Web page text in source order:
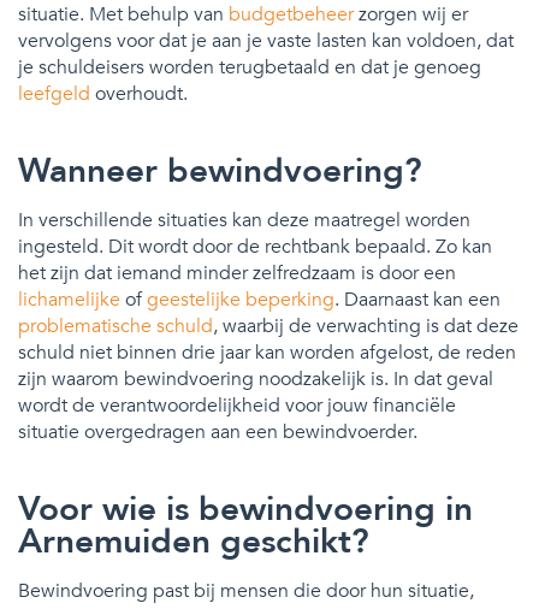
situatie. Met behulp van budgetbeheerzorgen wij er
vervolgens voor dat je aan je vaste lasten kan voldoen, dat
je schuldeisers worden terugbetaald en dat je genoeg
leefgeld overhoudt.
Wanneer bewindvoering?
In verschillende situaties kan deze maatregel worden
ingesteld. Dit wordt door de rechtbank bepaald. Zo kan
het zijn dat iemand minder zelfredzaam is door een
lichamelijke ofgeestelijke beperking. Daarnaast kan een
problematische schuld, waarbij de verwachting is dat deze
schuld niet binnen drie jaar kan worden afgelost, de reden
zijn waarom bewindvoering noodzakelijk is. In dat geval
wordt de verantwoordelijkheid voor jouw financiële
situatie overgedragen aan een bewindvoerder.
Voor wie is bewindvoering in
Arnemuiden geschikt?
Bewindvoering past bij mensen die door hun situatie,